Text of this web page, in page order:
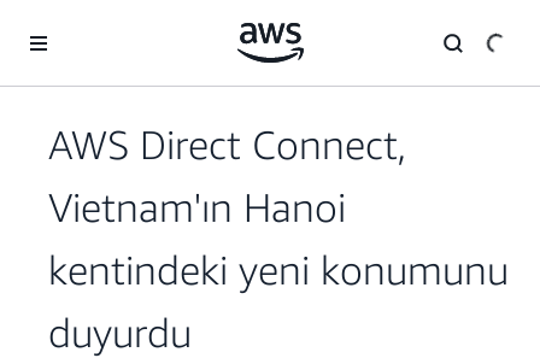
AWS Direct Connect,
Vietnam'ın Hanoi
kentindeki yeni konumunu
duyurdu